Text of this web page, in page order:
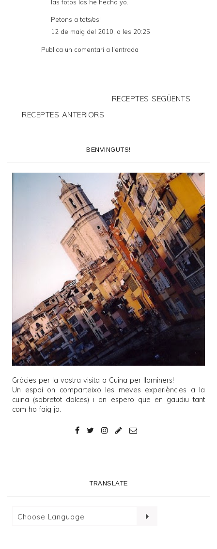
las fotos las he hecho yo.
Petons a tots/es!
12 de maig del 2010, a les 20:25
Publica un comentari a l'entrada
RECEPTES SEGÜENTS
RECEPTES ANTERIORS
BENVINGUTS!
Gràcies per la vostra visita a Cuina per llaminers!
Un espai on comparteixo les meves experiències a la
cuina (sobretot dolces) i on espero que en gaudiu tant
com ho faig jo.
TRANSLATE